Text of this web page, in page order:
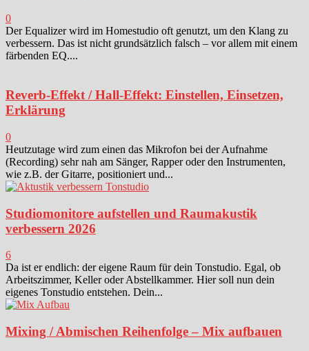
0
Der Equalizer wird im Homestudio oft genutzt, um den Klang zu
verbessern. Das ist nicht grundsätzlich falsch – vor allem mit einem
färbenden EQ....
Reverb-Effekt / Hall-Effekt: Einstellen, Einsetzen,
Erklärung
0
Heutzutage wird zum einen das Mikrofon bei der Aufnahme
(Recording) sehr nah am Sänger, Rapper oder den Instrumenten,
wie z.B. der Gitarre, positioniert und...
Studiomonitore aufstellen und Raumakustik
verbessern 2026
6
Da ist er endlich: der eigene Raum für dein Tonstudio. Egal, ob
Arbeitszimmer, Keller oder Abstellkammer. Hier soll nun dein
eigenes Tonstudio entstehen. Dein...
Mixing / Abmischen Reihenfolge – Mix aufbauen